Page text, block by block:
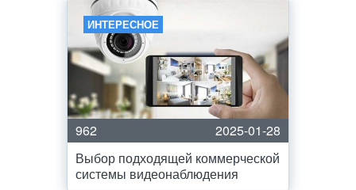
ИНТЕРЕСНОЕ
962
2025-01-28
Выбор подходящей коммерческой
системы видеонаблюдения